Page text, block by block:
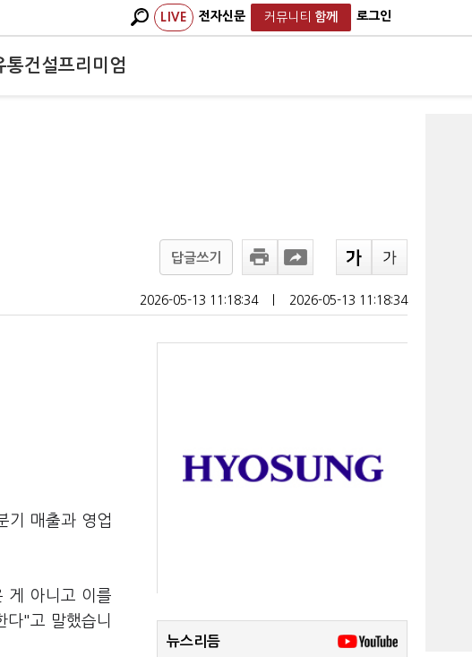
LIVE 전자신문 커뮤니티 함께 로그인
통건설프리미엄
답글쓰기
2026-05-13 11:18:34 2026-05-13 11:18:34
기 매출과 영업
게 아니고 이를
"고 말했습니
뉴스리듬